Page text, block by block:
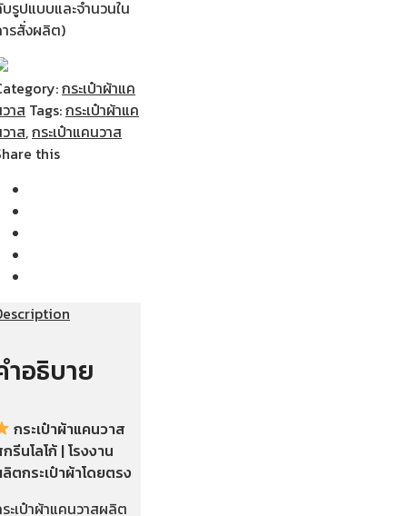
รูปแบบและจำนวนใน
รสั่งผลิต)
กระเป๋าผ้าแค
าส Tags:กระเป๋าผ้าแค
าส,กระเป๋าแคนวาส
this
ำอธิบาย
กระเป๋าผ้าแคนวาส
รีนโลโก้ | โรงงาน
ตกระเป๋าผ้าโดยตรง
ะเป๋าผ้าแคนวาสผลิต